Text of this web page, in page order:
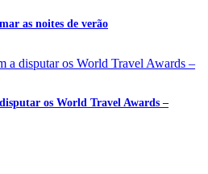
as noites de verão
os World Travel Awards –